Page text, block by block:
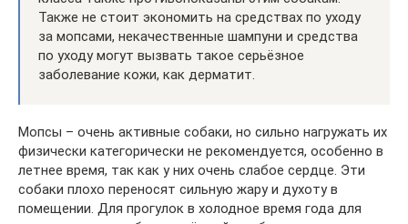
Также не стоит экономить на средствах по уходу
за мопсами, некачественные шампуни и средства
по уходу могут вызвать такое серьёзное
заболевание кожи, как дерматит.
Мопсы – очень активные собаки, но сильно нагружать их
физически категорически не рекомендуется, особенно в
летнее время, так как у них очень слабое сердце. Эти
собаки плохо переносят сильную жару и духоту в
помещении. Для прогулок в холодное время года для